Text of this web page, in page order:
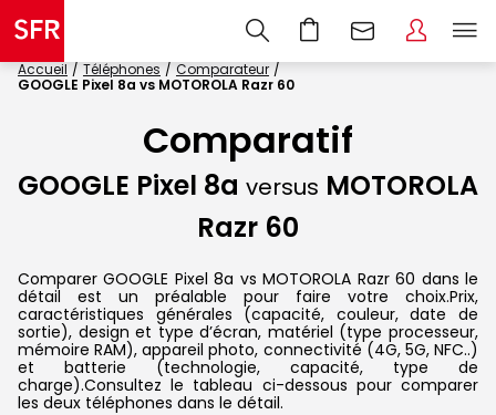
Accueil Téléphones
Comparateur
GOOGLE Pixel 8a vs MOTOROLA Razr 60
Comparatif
GOOGLE Pixel 8a versus MOTOROLA
Razr 60
Comparer GOOGLE Pixel 8a vs MOTOROLA Razr 60 dans le
détail est un préalable pour faire votre choix.Prix,
caractéristiques générales (capacité, couleur, date de
sortie), design et type d’écran, matériel (type processeur,
mémoire RAM), appareil photo, connectivité (4G, 5G, NFC..)
et batterie (technologie, capacité, type de
charge).Consultez le tableau ci-dessous pour comparer
les deux téléphones dans le détail.